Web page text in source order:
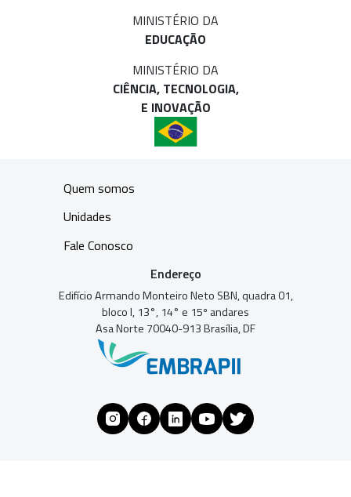
MINISTÉRIO DA
EDUCAÇÃO
MINISTÉRIO DA
CIÊNCIA, TECNOLOGIA,
E INOVAÇÃO
Quem somos
Unidades
Fale Conosco
Endereço
Edifício Armando Monteiro Neto SBN, quadra 01,
bloco I, 13°, 14° e 15º andares
Asa Norte 70040-913 Brasília, DF